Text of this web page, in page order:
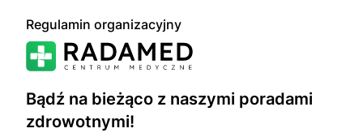
Bądź na bieżąco z naszymi poradami
zdrowotnymi!
Regulamin organizacyjny